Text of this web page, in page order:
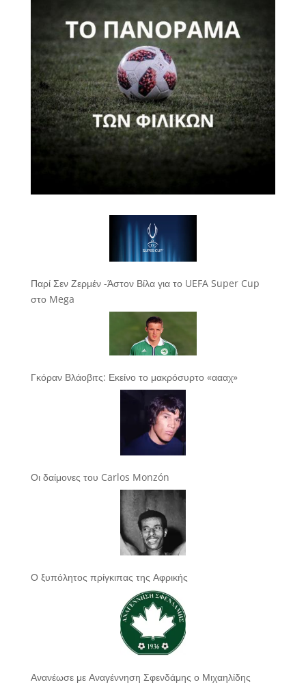
Παρί Σεν Ζερμέν -Άστον Βίλα για το UEFA Super Cup
στο Mega
Γκόραν Βλάοβιτς: Εκείνο το μακρόσυρτο «αααχ»
Οι δαίμονες του Carlos Monzón
Ο ξυπόλητος πρίγκιπας της Αφρικής
Ανανέωσε με Αναγέννηση Σφενδάμης ο Μιχαηλίδης